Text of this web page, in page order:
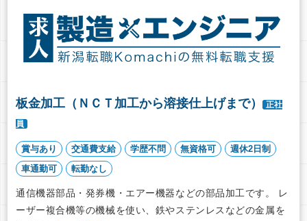
板金加工（ＮＣＴ加工から溶接仕上げまで）
正社
員
賞与あり 交通費支給 学歴不問 無資格可
週休2日制
車通勤可
転勤なし
通信機器部品・発券機・エアー機器などの部品加工です。 レ
ーザー複合機等の機械を使い、鉄やステンレスなどの金属を